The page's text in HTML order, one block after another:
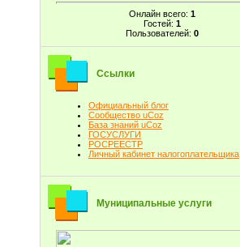
Онлайн всего: 1
Гостей: 1
Пользователей: 0
Ссылки
Официальный блог
Сообщество uCoz
База знаний uCoz
ГОСУСЛУГИ
РОСРЕЕСТР
Личный кабинет налогоплательщика
Муниципальные услуги